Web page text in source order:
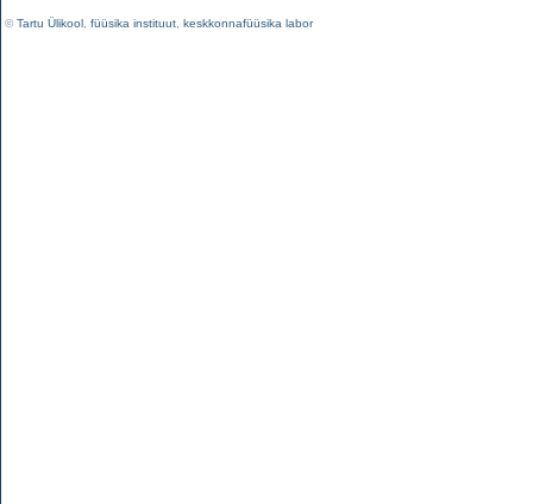
©Tartu Ülikool füüsika instituut keskkonnafüüsika labor